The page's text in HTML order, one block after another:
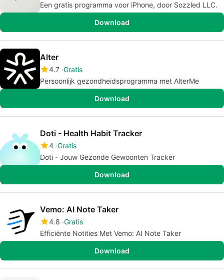
Een gratis programma voor iPhone, door Sozzled LLC.
Download
Alter
4.7 Gratis
Persoonlijk gezondheidsprogramma met AlterMe
Download
Doti - Health Habit Tracker
4 Gratis
Doti - Jouw Gezonde Gewoonten Tracker
Download
Vemo: AI Note Taker
4.8 Gratis
Efficiënte Notities Met Vemo: AI Note Taker
Download